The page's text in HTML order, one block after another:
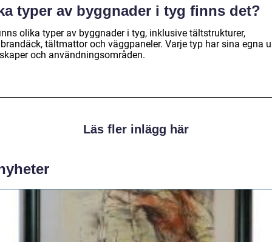
typer av byggnader i tyg finns det?
olika typer av byggnader i tyg, inklusive tältstrukturer,
tältmattor och väggpaneler. Varje typ har sina egna
och användningsområden.
Läs fler inlägg här